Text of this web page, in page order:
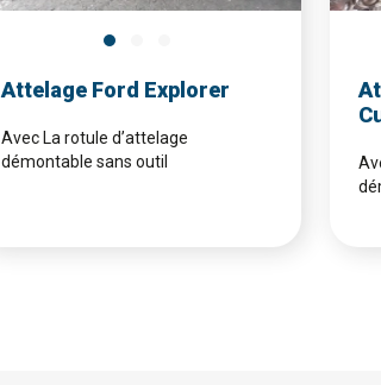
Attelage Ford Explorer
Avec La rotule d’attelage
démontable sans outil